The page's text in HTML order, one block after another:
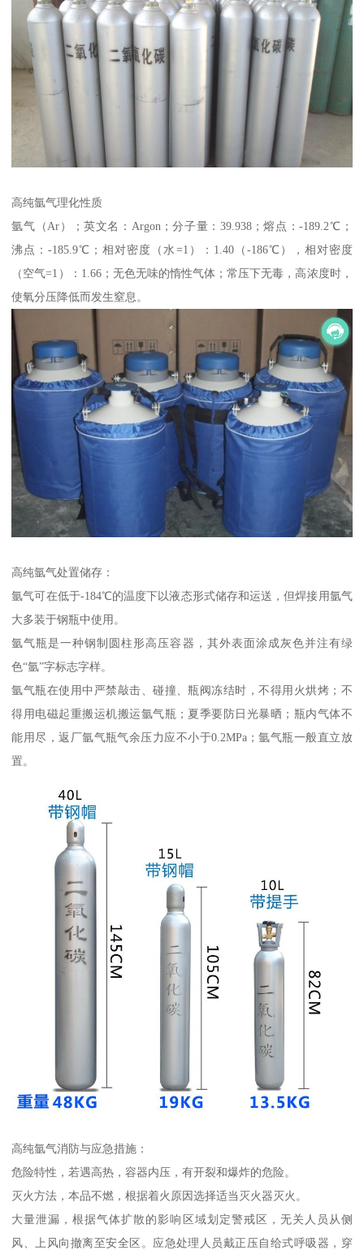
高纯氩气理化性质
氩气（Ar）；英文名：Argon；分子量：39.938；熔点：-189.2℃；
沸点：-185.9℃；相对密度（水=1）：1.40（-186℃），相对密度
（空气=1）：1.66；无色无味的惰性气体；常压下无毒，高浓度时，
使氧分压降低而发生窒息。
高纯氩气处置储存：
氩气可在低于-184℃的温度下以液态形式储存和运送，但焊接用氩气
大多装于钢瓶中使用。
氩气瓶是一种钢制圆柱形高压容器，其外表面涂成灰色并注有绿
色“氩”字标志字样。
氩气瓶在使用中严禁敲击、碰撞、瓶阀冻结时，不得用火烘烤；不
得用电磁起重搬运机搬运氩气瓶；夏季要防日光暴晒；瓶内气体不
能用尽，返厂氩气瓶气余压力应不小于0.2MPa；氩气瓶一般直立放
置。
高纯氩气消防与应急措施：
危险特性，若遇高热，容器内压，有开裂和爆炸的危险。
灭火方法，本品不燃，根据着火原因选择适当灭火器灭火。
大量泄漏，根据气体扩散的影响区域划定警戒区，无关人员从侧
风、上风向撤离至安全区。应急处理人员戴正压自给式呼吸器，穿